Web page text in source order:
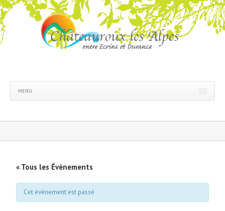
MENU
« Tous les Évènements
Cet évènement est passé